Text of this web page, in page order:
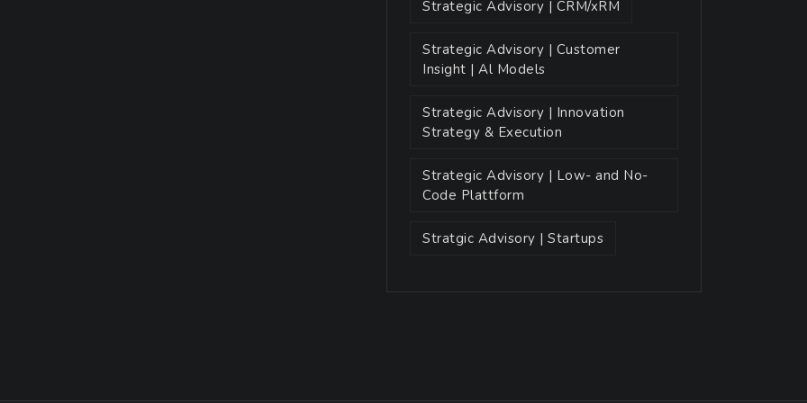
Strategic Advisory | CRM/xRM
Strategic Advisory | Customer
Insight | Al Models
Strategic Advisory | Innovation
Strategy & Execution
Strategic Advisory | Low- and No-
Code Plattform
Stratgic Advisory | Startups